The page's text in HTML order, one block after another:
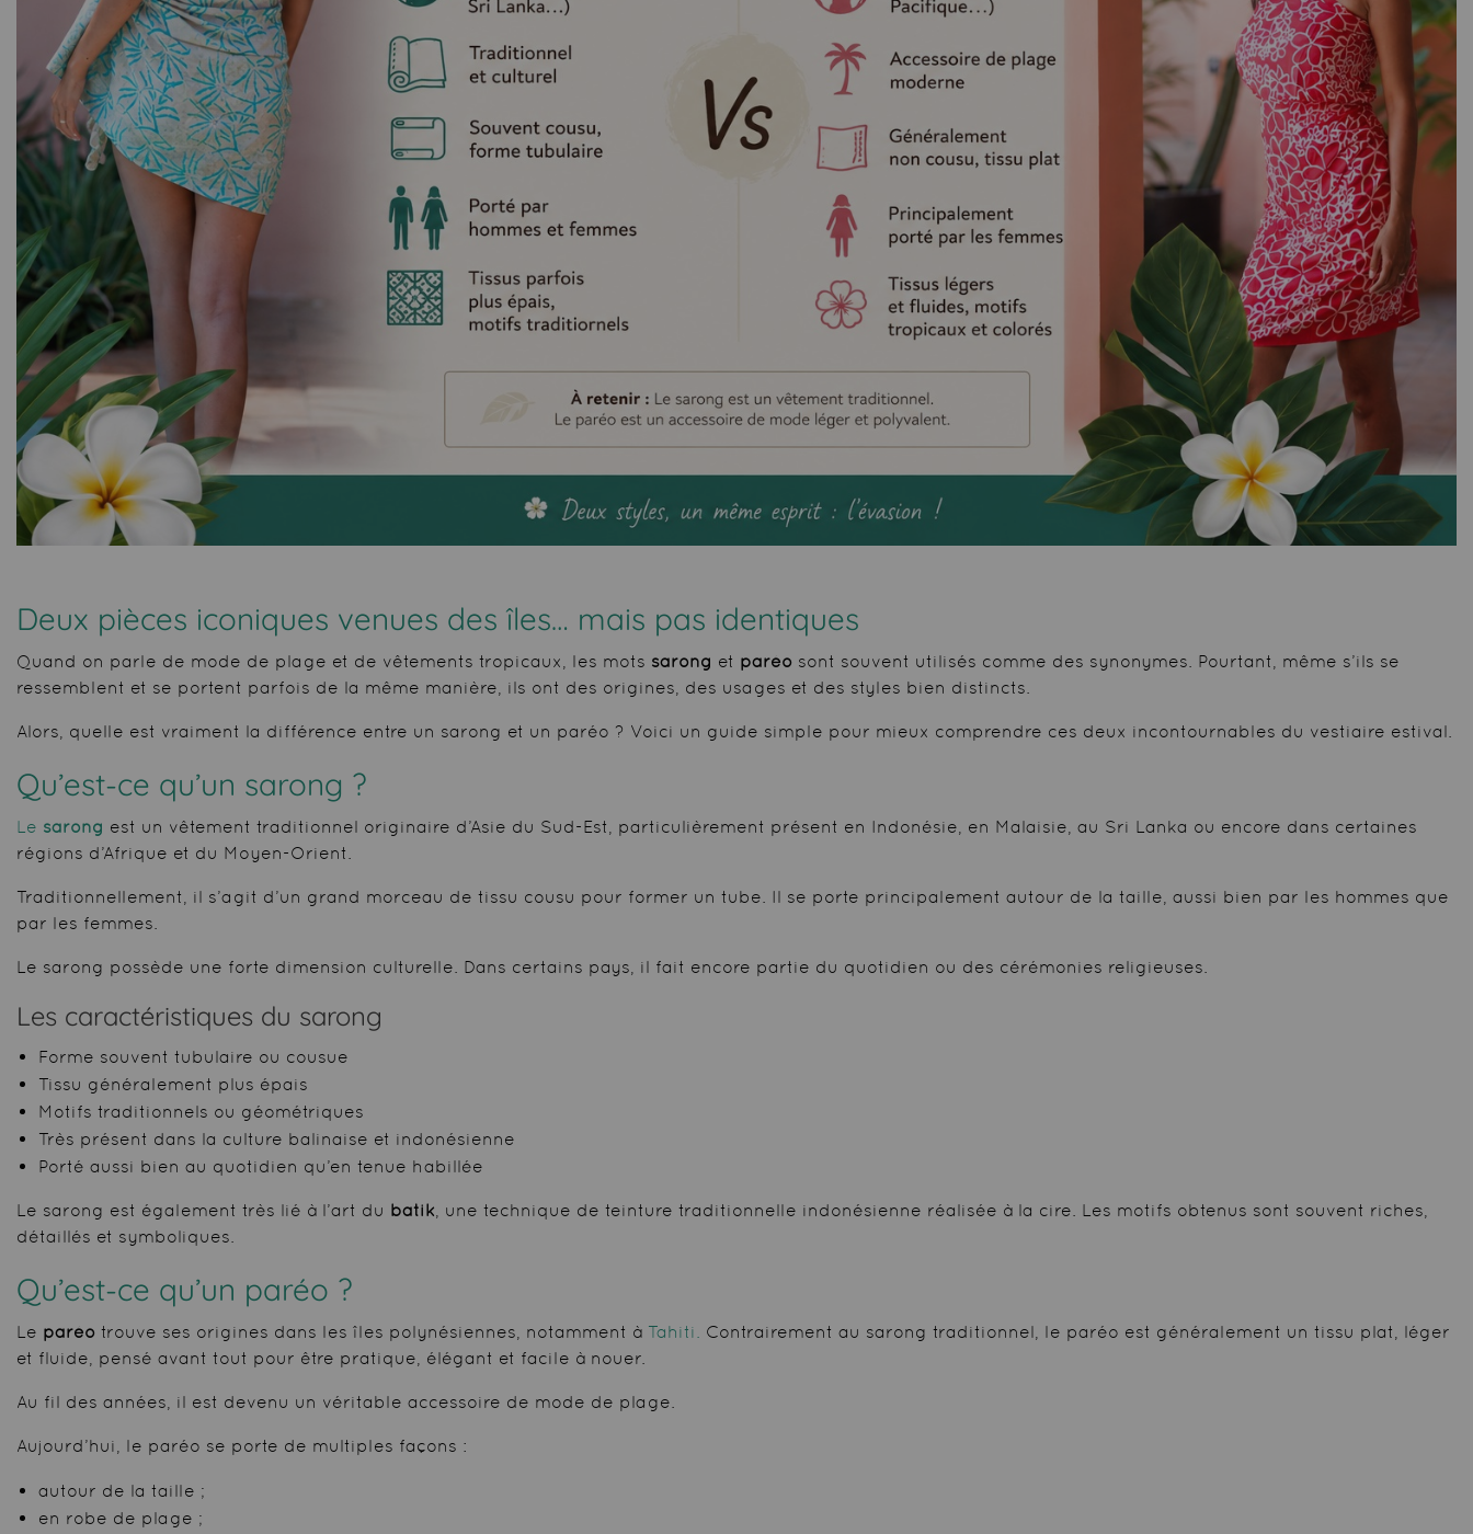
Deux pièces iconiques venues des îles… mais pas identiques
Quand on parle de mode de plage et de vêtements tropicaux, les mots sarong et paréo sont souvent utilisés comme des synonymes. Pourtant, même s’ils se
ressemblent et se portent parfois de la même manière, ils ont des origines, des usages et des styles bien distincts.
Alors, quelle est vraiment la différence entre un sarong et un paréo ? Voici un guide simple pour mieux comprendre ces deux incontournables du vestiaire estival.
Qu’est-ce qu’un sarong ?
Le sarong est un vêtement traditionnel originaire d’Asie du Sud-Est, particulièrement présent en Indonésie, en Malaisie, au Sri Lanka ou encore dans certaines
régions d’Afrique et du Moyen-Orient.
Traditionnellement, il s’agit d’un grand morceau de tissu cousu pour former un tube. Il se porte principalement autour de la taille, aussi bien par les hommes que
par les femmes.
Le sarong possède une forte dimension culturelle. Dans certains pays, il fait encore partie du quotidien ou des cérémonies religieuses.
Les caractéristiques du sarong
Forme souvent tubulaire ou cousue
Tissu généralement plus épais
Motifs traditionnels ou géométriques
Très présent dans la culture balinaise et indonésienne
Porté aussi bien au quotidien qu’en tenue habillée
Le sarong est également très lié à l’art du batik, une technique de teinture traditionnelle indonésienne réalisée à la cire. Les motifs obtenus sont souvent riches,
détaillés et symboliques.
Qu’est-ce qu’un paréo ?
Le paréo trouve ses origines dans les îles polynésiennes, notamment à Tahiti. Contrairement au sarong traditionnel, le paréo est généralement un tissu plat, léger
et fluide, pensé avant tout pour être pratique, élégant et facile à nouer.
Au fil des années, il est devenu un véritable accessoire de mode de plage.
Aujourd’hui, le paréo se porte de multiples façons :
autour de la taille ;
en robe de plage ;